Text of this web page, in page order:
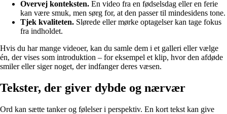
Overvej konteksten. En video fra en fødselsdag eller en ferie
kan være smuk, men sørg for, at den passer til mindesidens tone.
Tjek kvaliteten. Slørede eller mørke optagelser kan tage fokus
fra indholdet.
Hvis du har mange videoer, kan du samle dem i et galleri eller vælge
én, der vises som introduktion – for eksempel et klip, hvor den afdøde
smiler eller siger noget, der indfanger deres væsen.
Tekster, der giver dybde og nærvær
Ord kan sætte tanker og følelser i perspektiv. En kort tekst kan give